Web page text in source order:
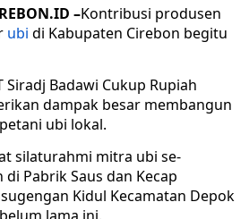
–Kontribusi produsen
ubi di Kabupaten Cirebon begitu
Siradj Badawi Cukup Rupiah
dampak besar membangun
ubi lokal.
silaturahmi mitra ubi se-
Pabrik Saus dan Kecap
Kidul Kecamatan Depok